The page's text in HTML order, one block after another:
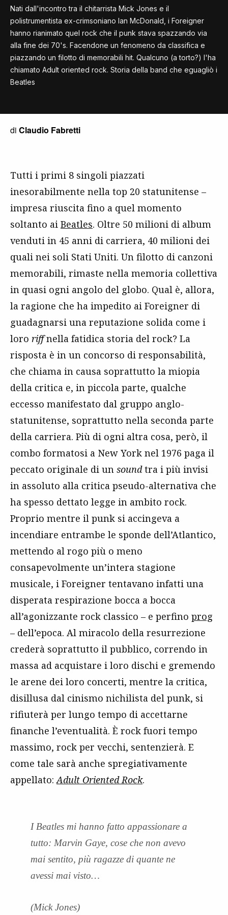
Nati dall'incontro tra il chitarrista Mick Jones e il
polistrumentista ex-crimsoniano Ian McDonald, i Foreigner
hanno rianimato quel rock che il punk stava spazzando via
alla fine dei 70's. Facendone un fenomeno da classifica e
piazzando un filotto di memorabili hit. Qualcuno (a torto?) l'ha
chiamato Adult oriented rock. Storia della band che eguagliò i
Beatles
di Claudio Fabretti
Tutti i primi 8 singoli piazzati
inesorabilmente nella top 20 statunitense –
impresa riuscita fino a quel momento
soltanto ai Beatles. Oltre 50 milioni di album
venduti in 45 anni di carriera, 40 milioni dei
quali nei soli Stati Uniti. Un filotto di canzoni
memorabili, rimaste nella memoria collettiva
in quasi ogni angolo del globo. Qual è, allora,
la ragione che ha impedito ai Foreigner di
guadagnarsi una reputazione solida come i
loro riffnella fatidica storia del rock? La
risposta è in un concorso di responsabilità,
che chiama in causa soprattutto la miopia
della critica e, in piccola parte, qualche
eccesso manifestato dal gruppo anglo-
statunitense, soprattutto nella seconda parte
della carriera. Più di ogni altra cosa, però, il
combo formatosi a New York nel 1976 paga il
peccato originale di un soundtra i più invisi
in assoluto alla critica pseudo-alternativa che
ha spesso dettato legge in ambito rock.
Proprio mentre il punk si accingeva a
incendiare entrambe le sponde dell’Atlantico,
mettendo al rogo più o meno
consapevolmente un’intera stagione
musicale, i Foreigner tentavano infatti una
disperata respirazione bocca a bocca
all’agonizzante rock classico – e perfino prog
– dell’epoca. Al miracolo della resurrezione
crederà soprattutto il pubblico, correndo in
massa ad acquistare i loro dischi e gremendo
le arene dei loro concerti, mentre la critica,
disillusa dal cinismo nichilista del punk, si
rifiuterà per lungo tempo di accettarne
finanche l’eventualità. È rock fuori tempo
massimo, rock per vecchi, sentenzierà. E
come tale sarà anche spregiativamente
appellato: Adult Oriented Rock.
I Beatles mi hanno fatto appassionare a
tutto: Marvin Gaye, cose che non avevo
mai sentito, più ragazze di quante ne
avessi mai visto…
(Mick Jones)